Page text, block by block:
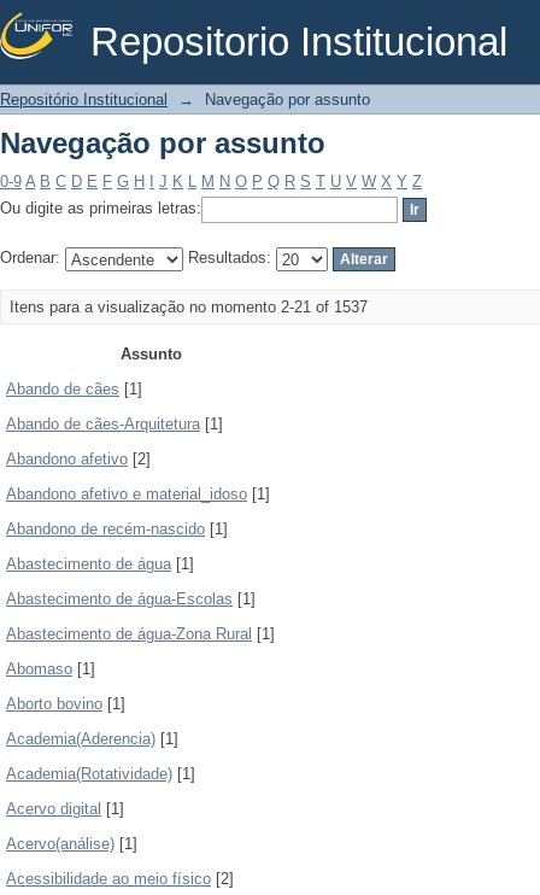
Repositorio Institucional
Navegação por assunto
Repositório Institucional → Navegação por assunto
Navegação por assunto
0-9 A B C D E F G H J K L M N O P Q R S T U V W X Y Z
Ou digite as primeiras letras:
Ordenar: Resultados:
Itens para a visualização no momento 2-21 of 1537
Assunto
Abando de cães [1]
Abando de cães-Arquitetura[1]
Abandono afetivo [2]
Abandono afetivo e material_idoso [1]
Abandono de recém-nascido [1]
Abastecimento de água[1]
Abastecimento de água-Escolas [1]
Abastecimento de água-Zona Rural [1]
Abomaso [1]
Aborto bovino [1]
Academia(Aderencia) [1]
Academia(Rotatividade) [1]
Acervo digital [1]
Acervo(análise) [1]
Acessibilidade ao meio físico [2]